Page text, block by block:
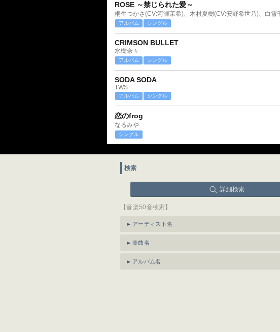
ROSE ～禁じられた愛～
桐生つかさ(CV:河瀬茉希)、木村夏樹(CV:安野希世乃)、白雪
アルバム シングル
CRIMSON BULLET
水樹奈々
アルバム シングル
SODA SODA
TWS
アルバム シングル
恋のfrog
なるみや
シングル
検索
詳細検索
【音楽50音検索】
アーティスト名
楽曲名
アルバム名